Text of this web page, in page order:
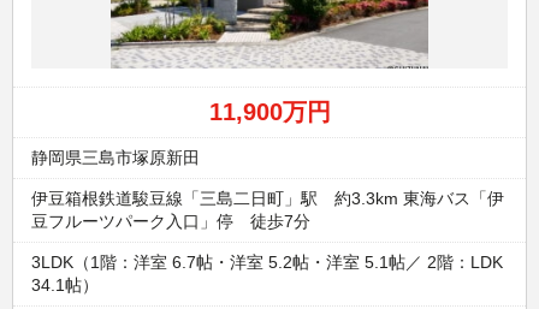
11,900万円
静岡県三島市塚原新田
伊豆箱根鉄道駿豆線「三島二日町」駅 約3.3km 東海バス「伊
豆フルーツパーク入口」停 徒歩7分
3LDK（1階：洋室 6.7帖・洋室 5.2帖・洋室 5.1帖／ 2階：LDK
34.1帖）